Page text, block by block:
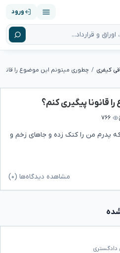
ورود
کیفری چطوری میتونم این موضوع را
قانونا پیگیری کنم؟
۷۶۶
ساله هستم که پدرم من را کتک زده و جاهای زخم و
مشاهده دیدگاه‌ها (۰)
دادگستری